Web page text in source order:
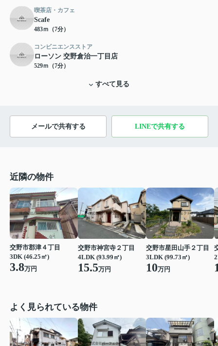
喫茶店・カフェ
Scafe
483ｍ（7分）
コンビニエンスストア
ローソン 交野倉治一丁目店
529ｍ（7分）
すべて見る
メールで共有する LINEで共有する
近隣の物件
交野市郡津４丁目
3DK (46.25㎡)
3.8万円
交野市神宮寺２丁目
4LDK (93.99㎡)
15.5万円
交野市星田山手２丁目
3LDK (99.73㎡)
10万円
よく見られている物件